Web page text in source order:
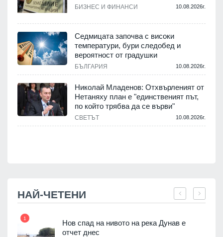
БИЗНЕС И ФИНАНСИ 10.08.2026г.
Седмицата започва с високи
температури, бури следобед и
вероятност от градушки
БЪЛГАРИЯ 10.08.2026г.
Николай Младенов: Отхвърленият от
Нетаняху план е "единственият път,
по който трябва да се върви"
СВЕТЪТ 10.08.2026г.
НАЙ-ЧЕТЕНИ
1
Нов спад на нивото на река Дунав е
отчет днес